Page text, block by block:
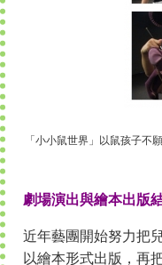
「小小鼠世界」以鼠孩子不
劇場演出與繪本出版
近年藝團開始努力把
以繪本形式出版，再